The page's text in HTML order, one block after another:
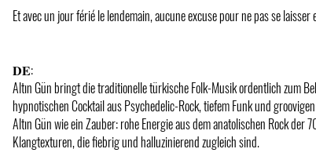
Et avec un jour férié le lendemain, aucune excuse pour ne pas se
𝐃𝐄:
Altın Gün bringt die traditionelle türkische Folk-Musik ordentlich zum
hypnotischen Cocktail aus Psychedelic-Rock, tiefem Funk und
Altın Gün wie ein Zauber: rohe Energie aus dem anatolischen Rock der
Klangtexturen, die fiebrig und halluzinierend zugleich sind.